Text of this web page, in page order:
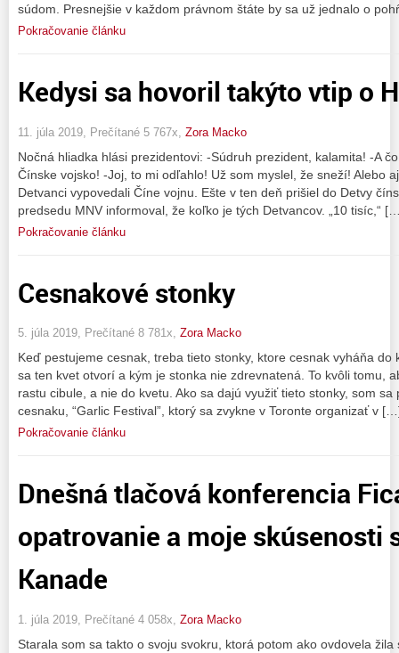
súdom. Presnejšie v každom právnom štáte by sa už jednalo o
Pokračovanie článku
Kedysi sa hovoril takýto vtip o
11. júla 2019, Prečítané 5 767x, Zora Macko
Nočná hliadka hlási prezidentovi: -Súdruh prezident, kalamita! -A
Čínske vojsko! -Joj, to mi odľahlo! Už som myslel, že sneží! Alebo
Detvanci vypovedali Číne vojnu. Ešte v ten deň prišiel do Detvy
predsedu MNV informoval, že koľko je tých Detvancov. „10 tisíc,“
Pokračovanie článku
Cesnakové stonky
5. júla 2019, Prečítané 8 781x, Zora Macko
Keď pestujeme cesnak, treba tieto stonky, ktore cesnak vyháňa
sa ten kvet otvorí a kým je stonka nie zdrevnatená. To kvôli tomu,
rastu cibule, a nie do kvetu. Ako sa dajú využiť tieto stonky, som
cesnaku, “Garlic Festival”, ktorý sa zvykne v Toronte organizať v
Pokračovanie článku
Dnešná tlačová konferencia
opatrovanie a moje skúsenosti
Kanade
1. júla 2019, Prečítané 4 058x, Zora Macko
Starala som sa takto o svoju svokru, ktorá potom ako ovdovela